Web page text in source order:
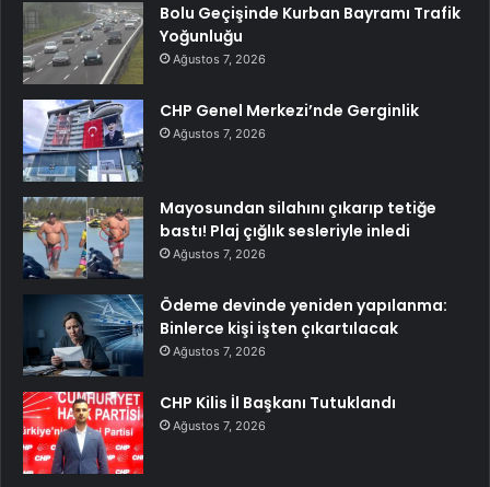
Bolu Geçişinde Kurban Bayramı Trafik
Yoğunluğu
Ağustos 7, 2026
CHP Genel Merkezi’nde Gerginlik
Ağustos 7, 2026
Mayosundan silahını çıkarıp tetiğe
bastı! Plaj çığlık sesleriyle inledi
Ağustos 7, 2026
Ödeme devinde yeniden yapılanma:
Binlerce kişi işten çıkartılacak
Ağustos 7, 2026
CHP Kilis İl Başkanı Tutuklandı
Ağustos 7, 2026